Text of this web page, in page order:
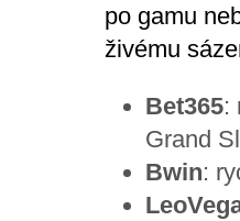
po gamu
živému
Bet365:
Grand
Bwin: